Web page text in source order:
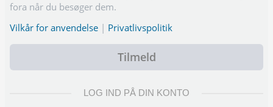
fora når du besøger dem.
Vilkår for anvendelse | Privatlivspolitik
Tilmeld
LOG IND PÅ DIN KONTO